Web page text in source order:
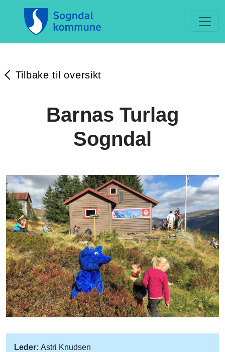
Tilbake til oversikt
Barnas Turlag
Sogndal
Leder: Astri Knudsen